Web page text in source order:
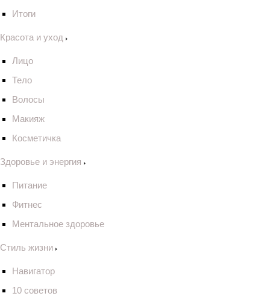
Итоги
Красота и уход
Лицо
Тело
Волосы
Макияж
Косметичка
Здоровье и энергия
Питание
Фитнес
Ментальное здоровье
Стиль жизни
Навигатор
10 советов